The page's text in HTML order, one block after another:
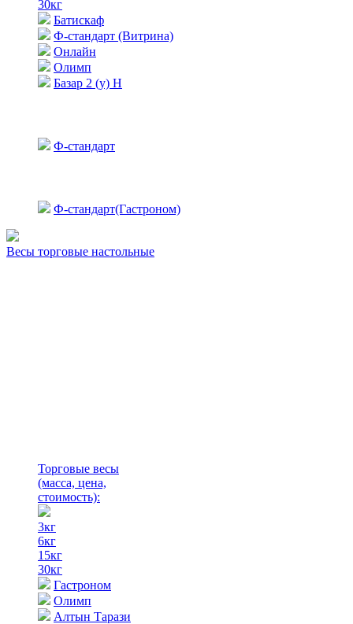
30кг
Батискаф
Ф-стандарт (Витрина)
Онлайн
Олимп
Базар 2 (у) Н
Ф-стандарт
Ф-стандарт(Гастроном)
Весы торговые настольные
Торговые весы
(масса, цена,
стоимость):
3кг
6кг
15кг
30кг
Гастроном
Олимп
Алтын Тарази